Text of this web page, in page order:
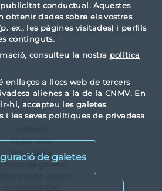
conductual. Aquestes
obtenir dades sobre els vostres
ex., les pàgines visitades) i perfils
continguts.
consulteu la nostra política
enllaços a llocs web de tercers
alienes a la de la CNMV. En
hi, accepteu les galetes
i les seves polítiques de privadesa
de galetes
por tipo No autorizadas.
Mapa web
Nota legal
de galetes
de dades